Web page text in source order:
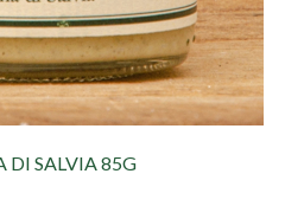
DI SALVIA 85G